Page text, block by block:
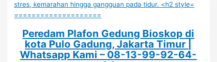
====================
Peredam Plafon Gedung Bioskop di
kota Pulo Gadung, Jakarta Timur |
Whatsapp Kami – 08-13-99-92-64-